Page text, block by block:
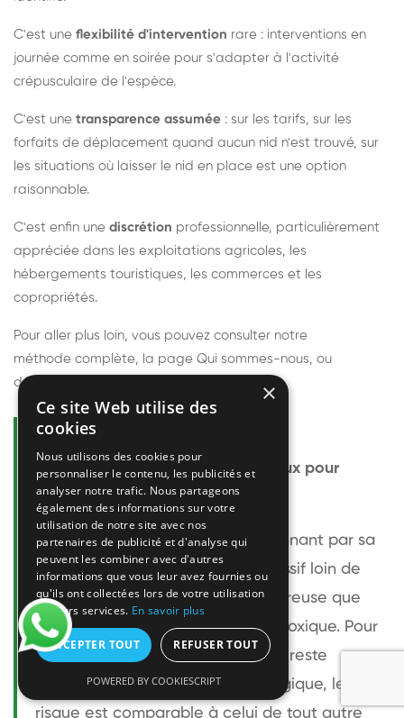
C'est une flexibilité d'intervention rare : interventions en
journée comme en soirée pour s'adapter à l'activité
crépusculaire de l'espèce.
C'est une transparence assumée : sur les tarifs, sur les
forfaits de déplacement quand aucun nid n'est trouvé, sur
les situations où laisser le nid en place est une option
raisonnable.
C'est enfin une discrétion professionnelle, particulièrement
appréciée dans les exploitations agricoles, les
hébergements touristiques, les commerces et les
copropriétés.
Pour aller plus loin, vous pouvez consulter notre
méthode complète, la page Qui sommes-nous, ou
découvrir
Questions fréquentes
Le frelon européen est-il dangereux pour
l'homme ?
Le frelon européen est impressionnant par sa
taille mais relativement peu agressif loin de
son nid. Sa piqûre est plus douloureuse que
celle d'une guêpe sans être plus toxique. Pour
une personne non allergique, elle reste
bénigne. Pour une personne allergique, le
risque est comparable à celui de tout autre
×
Ce site Web utilise des
cookies
Nous utilisons des cookies pour
personnaliser le contenu, les publicités et
analyser notre trafic. Nous partageons
également des informations sur votre
utilisation de notre site avec nos
partenaires de publicité et d'analyse qui
peuvent les combiner avec d'autres
informations que vous leur avez fournies ou
qu'ils ont collectées lors de votre utilisation
de leurs services. En savoir plus
ACCEPTER TOUT REFUSER TOUT
POWERED BY COOKIESCRIPT